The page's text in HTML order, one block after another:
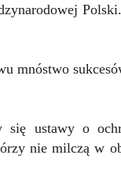
mnóstwo
ustawy o
nie milczą w